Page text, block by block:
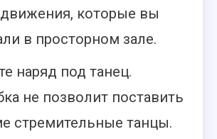
которые вы
в просторном зале.
наряд под танец.
не позволит поставить
стремительные танцы.